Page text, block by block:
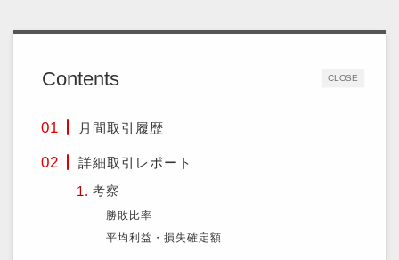
CLOSE
Contents
月間取引履歴
詳細取引レポート
考察
勝敗比率
平均利益・損失確定額